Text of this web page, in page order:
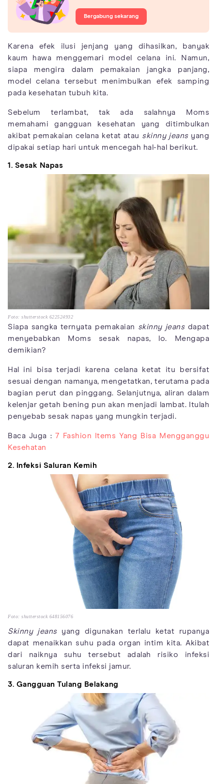
Bergabung sekarang
Karena efek ilusi jenjang yang dihasilkan, banyak
kaum hawa menggemari model celana ini. Namun,
siapa mengira dalam pemakaian jangka panjang,
model celana tersebut menimbulkan efek samping
pada kesehatan tubuh kita.
Sebelum terlambat, tak ada salahnya Moms
memahami gangguan kesehatan yang ditimbulkan
akibat pemakaian celana ketat atau skinny jeans yang
dipakai setiap hari untuk mencegah hal-hal berikut.
1. Sesak Napas
Foto: shutterstock 622524932
Siapa sangka ternyata pemakaian skinny jeansdapat
menyebabkan Moms sesak napas, lo. Mengapa
demikian?
Hal ini bisa terjadi karena celana ketat itu bersifat
sesuai dengan namanya, mengetatkan, terutama pada
bagian perut dan pinggang. Selanjutnya, aliran dalam
kelenjar getah bening pun akan menjadi lambat. Itulah
penyebab sesak napas yang mungkin terjadi.
Baca Juga :7 Fashion Items Yang Bisa Mengganggu
Kesehatan
2. Infeksi Saluran Kemih
Foto: shutterstock 648156076
Skinny jeansyang digunakan terlalu ketat rupanya
dapat menaikkan suhu pada organ intim kita. Akibat
dari naiknya suhu tersebut adalah risiko infeksi
saluran kemih serta infeksi jamur.
3. Gangguan Tulang Belakang